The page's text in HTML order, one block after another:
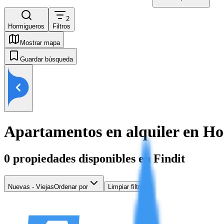
Hormigueros
2
Filtros
Mostrar mapa
Guardar búsqueda
Apartamentos en alquiler en
0 propiedades disponibles en Findit
Nuevas - ViejasOrdenar por Limpiar filtros